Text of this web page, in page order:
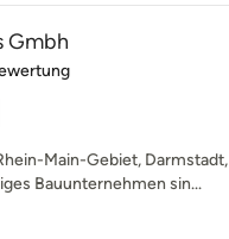
Gmbh
4 von 5 Sternen
Main-Gebiet, Darmstadt,
Bauunternehmen sin...